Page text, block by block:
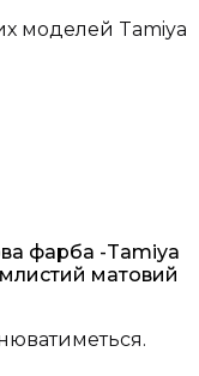
моделей Tamiya
фарба -Tamiya
матовий